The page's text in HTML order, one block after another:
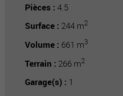
Pièces : 4.5
Surface : 244 m2
Volume : 661 m3
Terrain : 266 m2
Garage(s) : 1